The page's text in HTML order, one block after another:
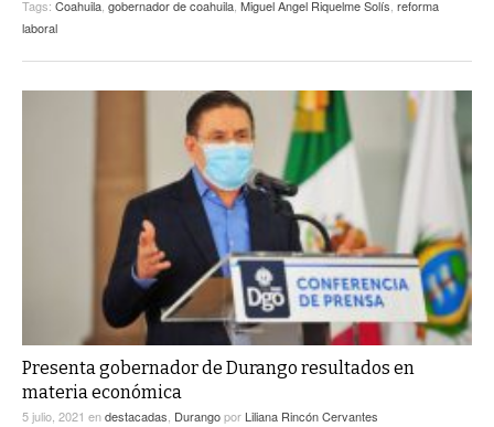
Tags: Coahuila, gobernador de coahuila, Miguel Angel Riquelme Solís, reforma
laboral
Presenta gobernador de Durango resultados en
materia económica
5 julio, 2021 endestacadas Durangopor Liliana Rincón Cervantes